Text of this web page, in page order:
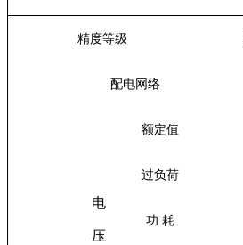
精度等级
配电网络
电
压
额定值
过负荷
功 耗